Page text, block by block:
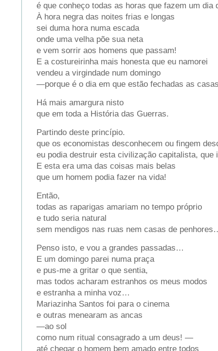
é que conheço todas as horas que fazem um dia
À hora negra das noites frias e longas
sei duma hora numa escada
onde uma velha põe sua neta
e vem sorrir aos homens que passam!
E a costureirinha mais honesta que eu namorei
vendeu a virgindade num domingo
—porque é o dia em que estão fechadas as
Há mais amargura nisto
que em toda a História das Guerras.
Partindo deste princípio.
que os economistas desconhecem ou fingem
eu podia destruir esta civilização capitalista, que
E esta era uma das coisas mais belas
que um homem podia fazer na vida!
Então,
todas as raparigas amariam no tempo próprio
e tudo seria natural
sem mendigos nas ruas nem casas de
Penso isto, e vou a grandes passadas…
E um domingo parei numa praça
e pus-me a gritar o que sentia,
mas todos acharam estranhos os meus modos
e estranha a minha voz…
Mariazinha Santos foi para o cinema
e outras menearam as ancas
—ao sol
como num ritual consagrado a um deus! —
até chegar o homem bem amado entre todos